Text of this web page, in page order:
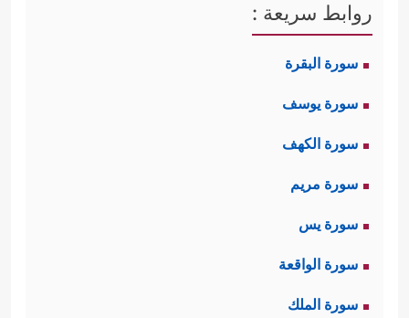
روابط سريعة :
سورة البقرة
سورة يوسف
سورة الكهف
سورة مريم
سورة يس
سورة الواقعة
سورة الملك